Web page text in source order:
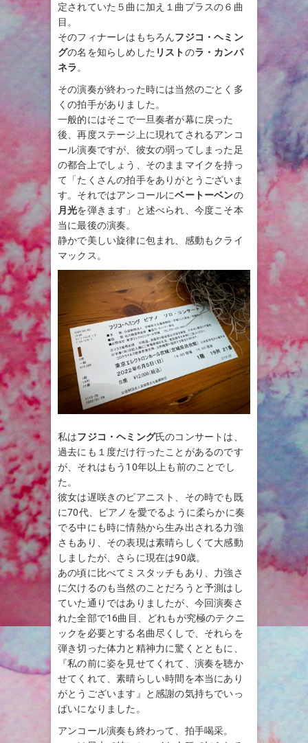
定されていた５曲に加え１曲プラスの６曲
目。
そのフィナーレはもちろんフジコ・ヘミン
グの名を知らしめした リストのラ・カンパ
ネラ 。
その演奏が終わった時には当然のごとく多
くの拍手がありました。
一般的にはそこで一旦奏者が幕に戻った
後、再度ステージ上に現れてされるアンコ
ール演奏ですが、彼女の弱ってしまった足
の都合上でしょう、そのままマイクを持っ
て「たくさんの拍手をありがとうございま
す。それではアンコールにベートーベンの
月光を弾きます」と述べられ、今度こそ本
当に最後の演奏。
静かで美しい旋律に包まれ、感動もクライ
マックス。
私はフジコ・ヘミング氏のコンサートは、
過去にも１度だけ行ったことがあるのです
が、それはもう10年以上も前のことでし
た。
彼女は遅咲きのピアニスト、その時でも既
に70代、ピアノを愛でるように柔らかに奏
でる中にも時に情熱から生み出される力強
さもあり、その表現は素晴らしくて大感動
しましたが、さらに現在は90歳。
あの頃に比べてミスタッチもあり、力強さ
に欠けるのも当然のことだろうと予測はし
ていた通りではありましたが、今回演奏さ
れた全部で16曲目、どれもが究極のテクニ
ックを必要とする名曲尽くしで、それらを
弾き切った体力と精神力に驚くとともに、
『私の前に姿を見せてくれて、演奏を聴か
せてくれて、素晴らしい時間を本当にあり
がとうございます』と感謝の気持ちでいっ
ぱいになりました。
アンコール演奏も終わって、拍手喝采。